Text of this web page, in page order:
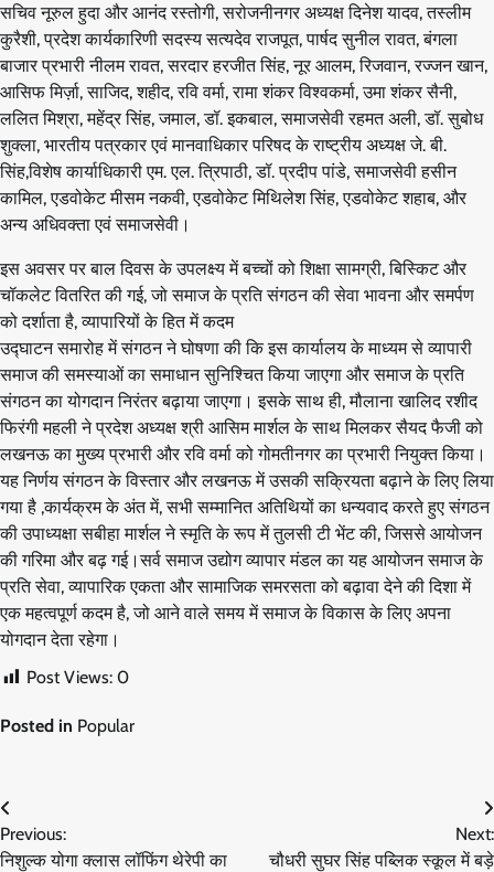
सचिव नूरुल हुदा और आनंद रस्तोगी, सरोजनीनगर अध्यक्ष दिनेश यादव, तस्लीम
कुरैशी, प्रदेश कार्यकारिणी सदस्य सत्यदेव राजपूत, पार्षद सुनील रावत, बंगला
बाजार प्रभारी नीलम रावत, सरदार हरजीत सिंह, नूर आलम, रिजवान, रज्जन खान,
आसिफ मिर्ज़ा, साजिद, शहीद, रवि वर्मा, रामा शंकर विश्वकर्मा, उमा शंकर सैनी,
ललित मिश्रा, महेंद्र सिंह, जमाल, डॉ. इकबाल, समाजसेवी रहमत अली, डॉ. सुबोध
शुक्ला, भारतीय पत्रकार एवं मानवाधिकार परिषद के राष्ट्रीय अध्यक्ष जे. बी.
सिंह,विशेष कार्याधिकारी एम. एल. त्रिपाठी, डॉ. प्रदीप पांडे, समाजसेवी हसीन
कामिल, एडवोकेट मीसम नकवी, एडवोकेट मिथिलेश सिंह, एडवोकेट शहाब, और
अन्य अधिवक्ता एवं समाजसेवी।
इस अवसर पर बाल दिवस के उपलक्ष्य में बच्चों को शिक्षा सामग्री, बिस्किट और
चॉकलेट वितरित की गई, जो समाज के प्रति संगठन की सेवा भावना और समर्पण
को दर्शाता है, व्यापारियों के हित में कदम
उद्घाटन समारोह में संगठन ने घोषणा की कि इस कार्यालय के माध्यम से व्यापारी
समाज की समस्याओं का समाधान सुनिश्चित किया जाएगा और समाज के प्रति
संगठन का योगदान निरंतर बढ़ाया जाएगा। इसके साथ ही, मौलाना खालिद रशीद
फिरंगी महली ने प्रदेश अध्यक्ष श्री आसिम मार्शल के साथ मिलकर सैयद फैजी को
लखनऊ का मुख्य प्रभारी और रवि वर्मा को गोमतीनगर का प्रभारी नियुक्त किया।
यह निर्णय संगठन के विस्तार और लखनऊ में उसकी सक्रियता बढ़ाने के लिए लिया
गया है ,कार्यक्रम के अंत में, सभी सम्मानित अतिथियों का धन्यवाद करते हुए संगठन
की उपाध्यक्षा सबीहा मार्शल ने स्मृति के रूप में तुलसी टी भेंट की, जिससे आयोजन
की गरिमा और बढ़ गई।सर्व समाज उद्योग व्यापार मंडल का यह आयोजन समाज के
प्रति सेवा, व्यापारिक एकता और सामाजिक समरसता को बढ़ावा देने की दिशा में
एक महत्वपूर्ण कदम है, जो आने वाले समय में समाज के विकास के लिए अपना
योगदान देता रहेगा।
Post Views: 0
Posted in Popular
Post
navigation
Previous:
निशुल्क योगा क्लास लॉफिंग थेरेपी का
Next:
चौधरी सुघर सिंह पब्लिक स्कूल में बड़े